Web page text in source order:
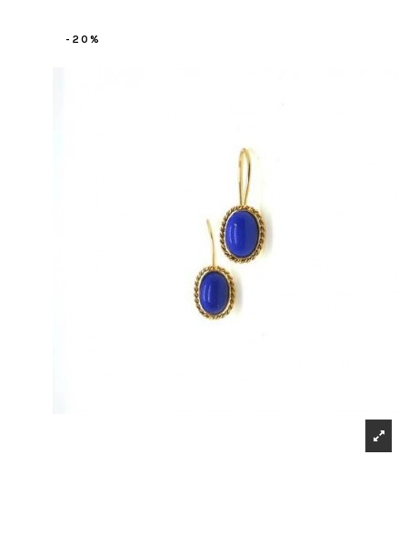
-20%